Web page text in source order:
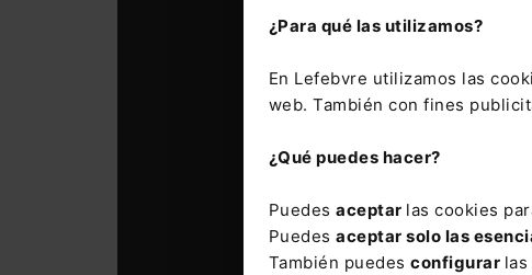
¿Para qué las utilizamos?
En Lefebvre utilizamos las
web. También con fines
¿Qué puedes hacer?
Puedes aceptar las cookies
Puedes aceptar solo las
También puedes configurar